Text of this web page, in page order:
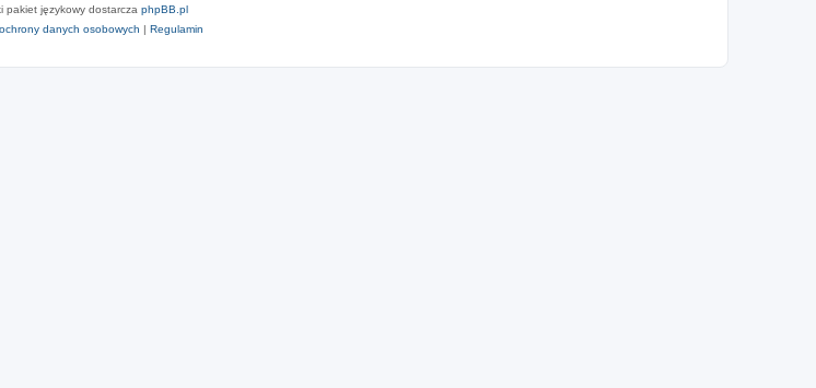
pakiet językowy dostarcza phpBB.pl
danych osobowych | Regulamin